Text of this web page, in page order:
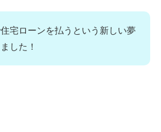
宅ローンを払うという新しい夢
した！